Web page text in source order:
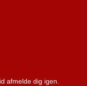
afmelde dig igen.